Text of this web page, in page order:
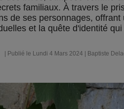
familiaux. À travers le
de ses personnages, offrant
et la quête d'identité qui
| Publié le Lundi 4 Mars 2024 | Baptiste